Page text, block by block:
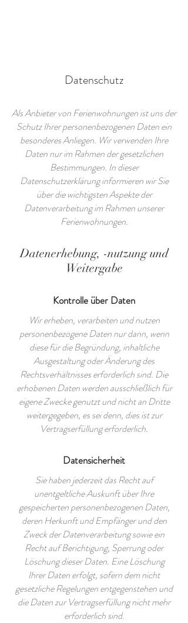
Datenschutz
Als Anbieter von Ferienwohnungen ist uns der
Schutz Ihrer personenbezogenen Daten ein
besonderes Anliegen. Wir verwenden Ihre
Daten nur im Rahmen der gesetzlichen
Bestimmungen. In dieser
Datenschutzerklärung informieren wir Sie
über die wichtigsten Aspekte der
Datenverarbeitung im Rahmen unserer
Ferienwohnungen.
Datenerhebung, -nutzung und
Weitergabe
Kontrolle über Daten
Wir erheben, verarbeiten und nutzen
personenbezogene Daten nur dann, wenn
diese für die Begründung, inhaltliche
Ausgestaltung oder Änderung des
Rechtsverhältnisses erforderlich sind. Die
erhobenen Daten werden ausschließlich für
eigene Zwecke genutzt und nicht an Dritte
weitergegeben, es sei denn, dies ist zur
Vertragserfüllung erforderlich.
Datensicherheit
Sie haben jederzeit das Recht auf
unentgeltliche Auskunft über Ihre
gespeicherten personenbezogenen Daten,
deren Herkunft und Empfänger und den
Zweck der Datenverarbeitung sowie ein
Recht auf Berichtigung, Sperrung oder
Löschung dieser Daten. Eine Löschung
Ihrer Daten erfolgt, sofern dem nicht
gesetzliche Regelungen entgegenstehen und
die Daten zur Vertragserfüllung nicht mehr
erforderlich sind.